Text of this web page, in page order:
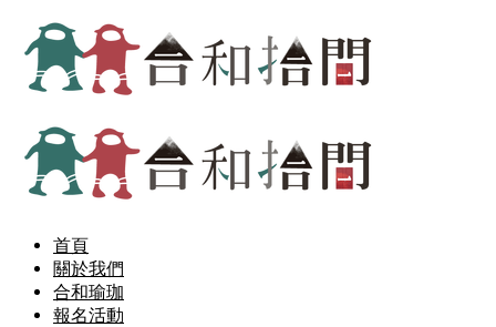
首頁
關於我們
合和瑜珈
報名活動